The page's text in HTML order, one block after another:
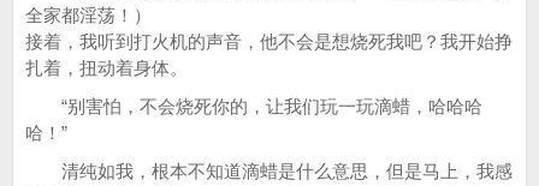
全家都淫荡！）
接着，我听到打火机的声音，他不会是想烧死我吧？我开始挣
扎着，扭动着身体。
“别害怕，不会烧死你的，让我们玩一玩滴蜡，哈哈哈
哈！”
清纯如我，根本不知道滴蜡是什么意思，但是马上，我感